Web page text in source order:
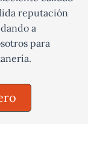
reputación
a
para